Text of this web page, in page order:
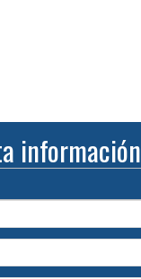
información